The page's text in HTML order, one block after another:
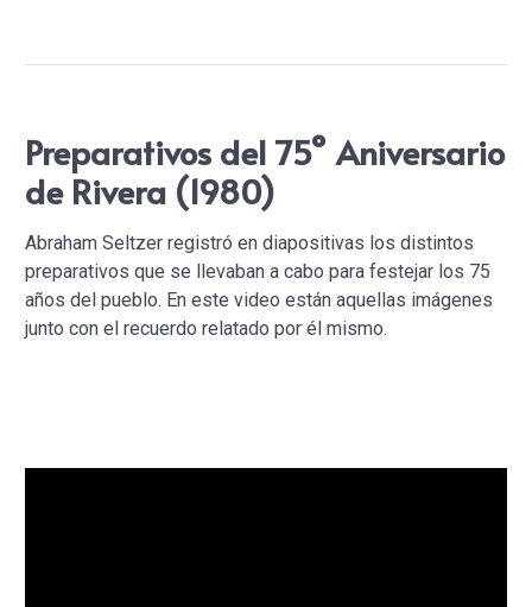
Preparativos del 75° Aniversario
de Rivera (1980)
Abraham Seltzer registró en diapositivas los distintos
preparativos que se llevaban a cabo para festejar los 75
años del pueblo. En este video están aquellas imágenes
junto con el recuerdo relatado por él mismo.